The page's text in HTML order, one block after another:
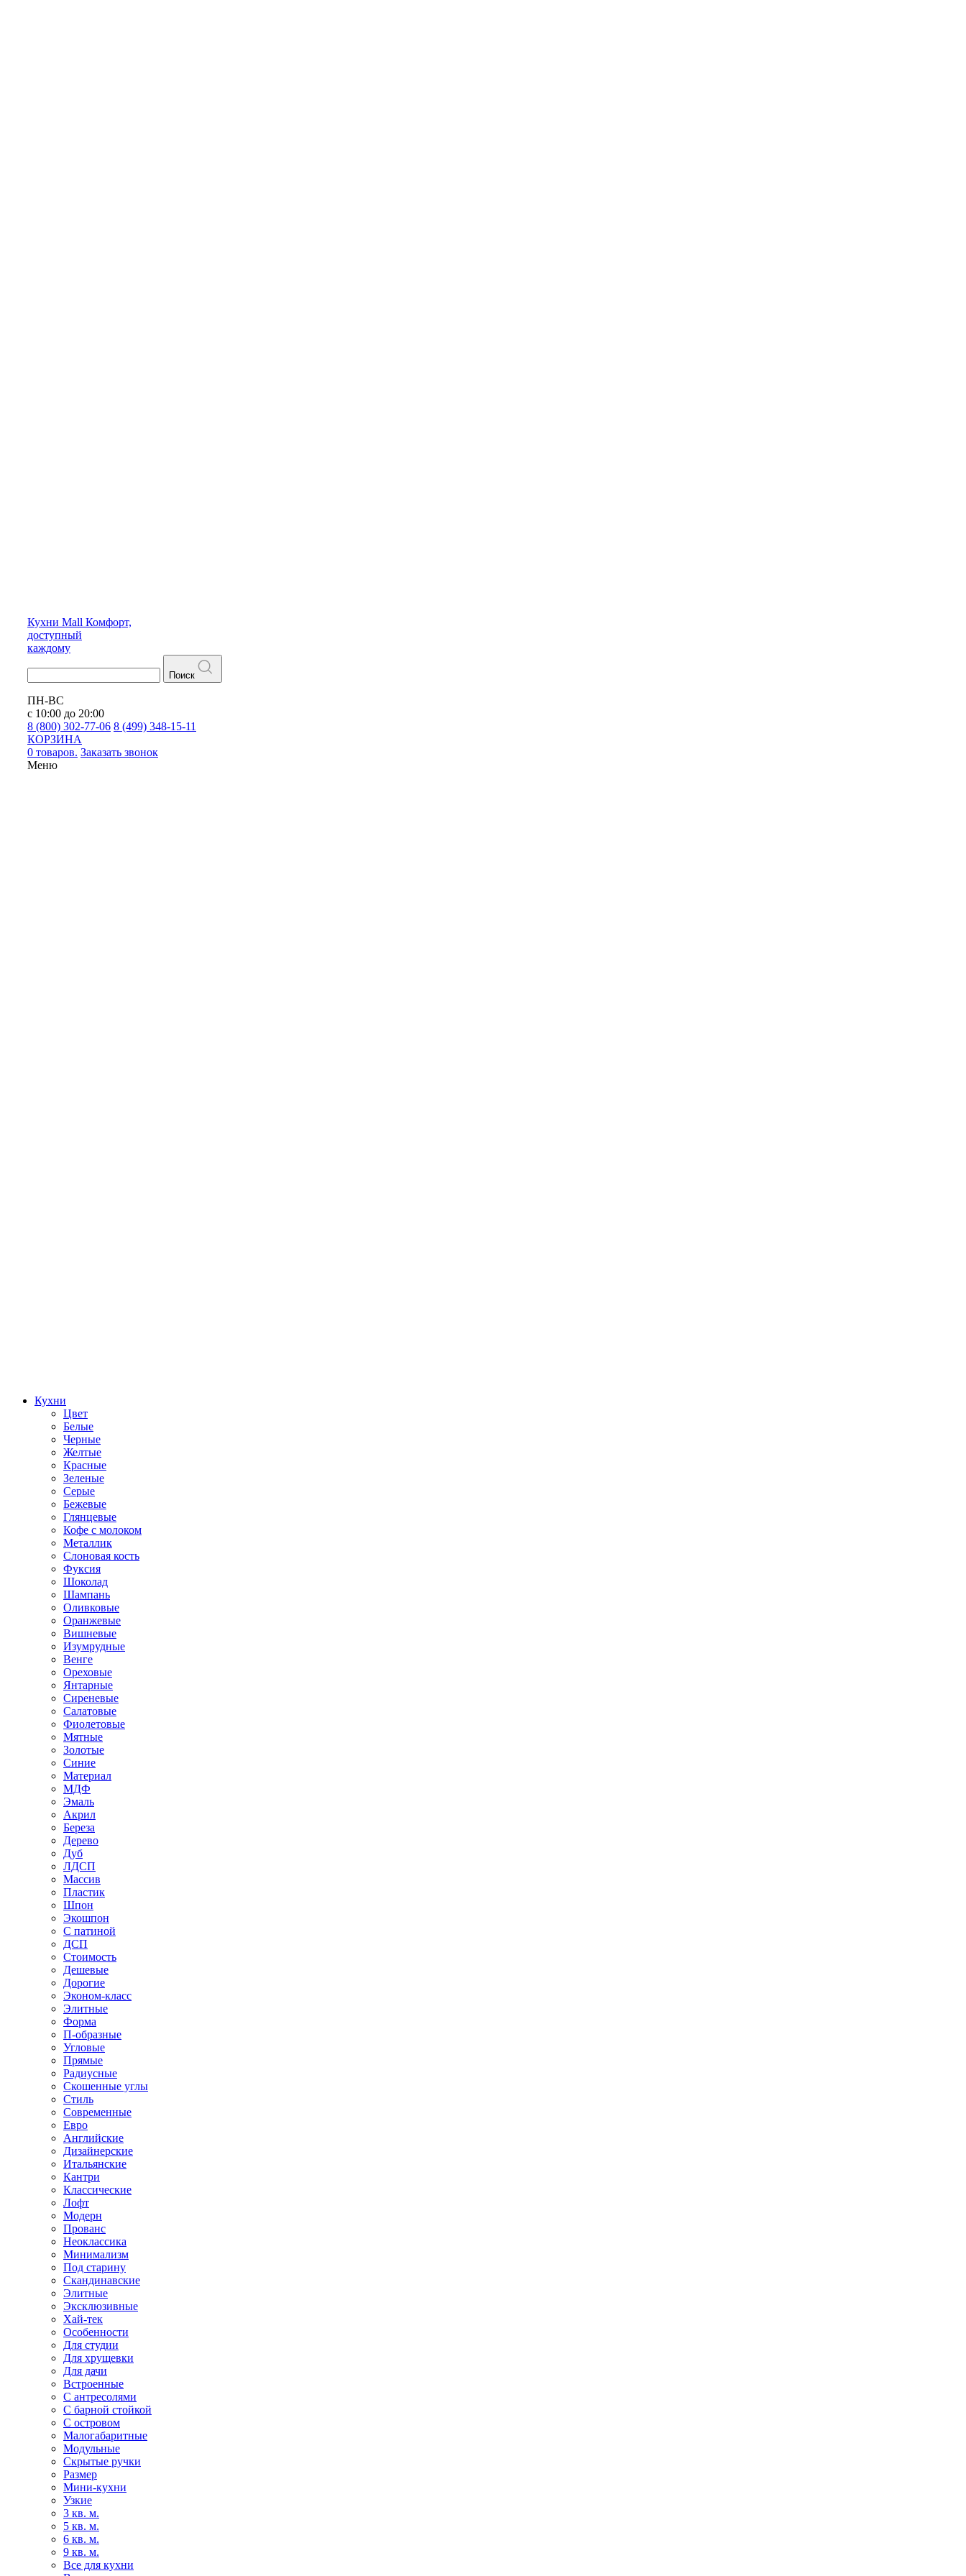
Кухни Mall Комфорт,
доступный
каждому
Поиск
ПН-ВС
с 10:00 до 20:00
8 (800) 302-77-06 8 (499) 348-15-11
КОРЗИНА
0 товаров. Заказать звонок
Меню
Кухни
Цвет
Белые
Черные
Желтые
Красные
Зеленые
Серые
Бежевые
Глянцевые
Кофе с молоком
Металлик
Слоновая кость
Фуксия
Шоколад
Шампань
Оливковые
Оранжевые
Вишневые
Изумрудные
Венге
Ореховые
Янтарные
Сиреневые
Салатовые
Фиолетовые
Мятные
Золотые
Синие
Материал
МДФ
Эмаль
Акрил
Береза
Дерево
Дуб
ЛДСП
Массив
Пластик
Шпон
Экошпон
С патиной
ДСП
Стоимость
Дешевые
Дорогие
Эконом-класс
Элитные
Форма
П-образные
Угловые
Прямые
Радиусные
Скошенные углы
Стиль
Современные
Евро
Английские
Дизайнерские
Итальянские
Кантри
Классические
Лофт
Модерн
Прованс
Неоклассика
Минимализм
Под старину
Скандинавские
Элитные
Эксклюзивные
Хай-тек
Особенности
Для студии
Для хрущевки
Для дачи
Встроенные
С антресолями
С барной стойкой
С островом
Малогабаритные
Модульные
Скрытые ручки
Размер
Мини-кухни
Узкие
3 кв. м.
5 кв. м.
6 кв. м.
9 кв. м.
Все для кухни